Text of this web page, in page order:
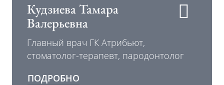
Кудзиева Тамара
Валерьевна
Главный врач ГК Атрибьют,
стоматолог-терапевт, пародонтолог
ПОДРОБНО